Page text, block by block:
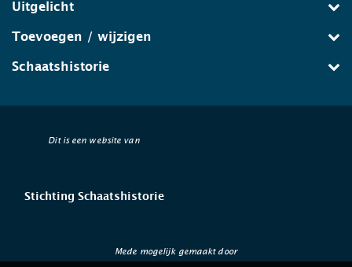
Uitgelicht
Toevoegen / wijzigen
Schaatshistorie
Dit is een website van
Stichting Schaatshistorie
Mede mogelijk gemaakt door